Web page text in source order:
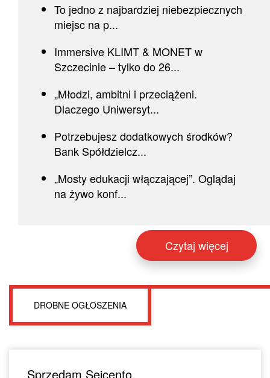
To jedno z najbardziej niebezpiecznych
miejsc na p...
Immersive KLIMT & MONET w
Szczecinie – tylko do 26...
„Młodzi, ambitni i przeciążeni.
Dlaczego Uniwersyt...
Potrzebujesz dodatkowych środków?
Bank Spółdzielcz...
„Mosty edukacji włączającej”. Oglądaj
na żywo konf...
Czytaj więcej
DROBNE OGŁOSZENIA
Sprzedam Seicento